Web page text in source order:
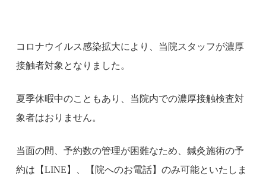
コロナウイルス感染拡大により、当院スタッフが濃厚
接触者対象となりました。
夏季休暇中のこともあり、当院内での濃厚接触検査対
象者はおりません。
当面の間、予約数の管理が困難なため、鍼灸施術の予
約は【LINE】、【院へのお電話】のみ可能といたしま